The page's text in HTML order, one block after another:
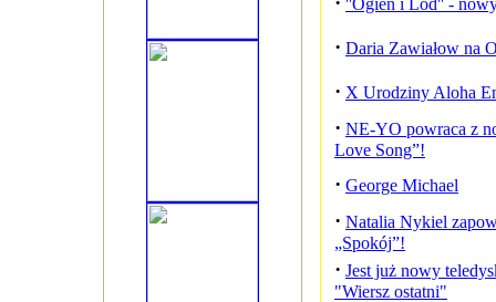
''Ogień i Lód'' -
· Daria Zawiałow na
· X Urodziny Aloha
· NE-YO powraca z
Love Song”!
· George Michael
· Natalia Nykiel
„Spokój”!
· Jest już nowy
"Wiersz ostatni"